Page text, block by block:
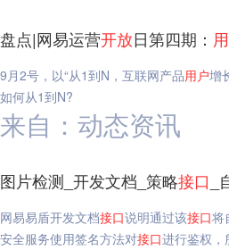
盘点|网易运营开放日第四期：
9月2号，以“从1到N，互联网产品用户增
如何从1到N?
来自：动态资讯
图片检测_开发文档_策略接口
网易易盾开发文档接口说明通过该接口将
安全服务使用签名方法对接口进行鉴权，